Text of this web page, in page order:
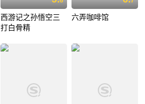
西游记之孙悟空三
打白骨精
六弄咖啡馆